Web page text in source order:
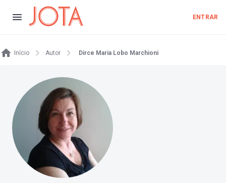
ENTRAR
Início Autor Dirce Maria Lobo Marchioni